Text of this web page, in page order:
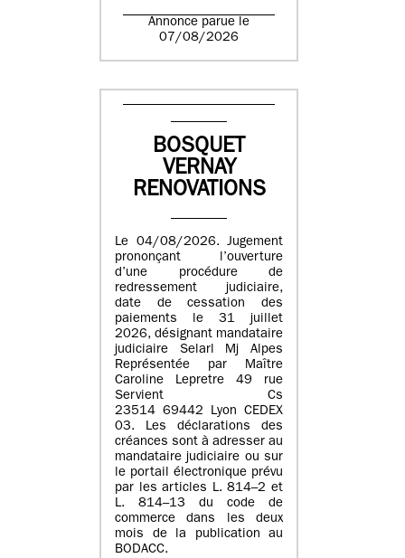
Annonce parue le
07/08/2026
BOSQUET
VERNAY
RENOVATIONS
Le 04/08/2026. Jugement
prononçant l’ouverture
d’une procédure de
redressement judiciaire,
date de cessation des
paiements le 31 juillet
2026, désignant mandataire
judiciaire Selarl Mj Alpes
Représentée par Maître
Caroline Lepretre 49 rue
Servient Cs
23514 69442 Lyon CEDEX
03. Les déclarations des
créances sont à adresser au
mandataire judiciaire ou sur
le portail électronique prévu
par les articles L. 814–2 et
L. 814–13 du code de
commerce dans les deux
mois de la publication au
BODACC.